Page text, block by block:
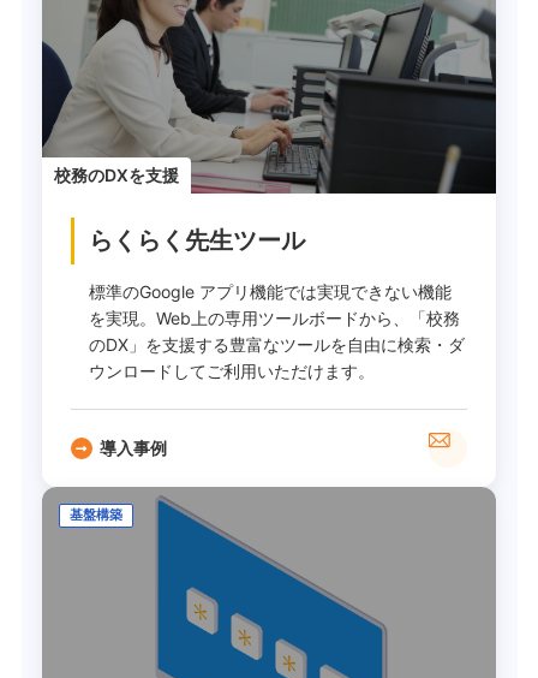
校務のDXを支援
らくらく先生ツール
標準のGoogle アプリ機能では実現できない機能
を実現。Web上の専用ツールボードから、「校務
のDX」を支援する豊富なツールを自由に検索・ダ
ウンロードしてご利用いただけます。
導入事例
基盤構築